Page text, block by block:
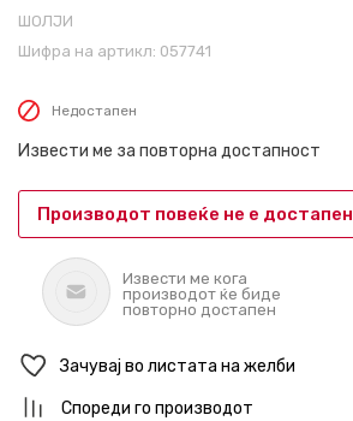
ШОЛЈИ
Шифра на артикл: 057741
Недостапен
Извести ме за повторна достапност
Производот повеќе не е достапен
Извести ме кога
производот ќе биде
повторно достапен
Зачувај во листата на желби
Спореди го производот